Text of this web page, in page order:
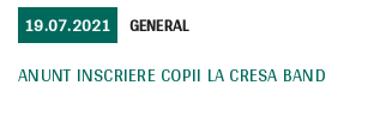
POSTED
ON
19.07.2021 CATEGORIES
GENERAL
ANUNT INSCRIERE COPII LA CRESA BAND